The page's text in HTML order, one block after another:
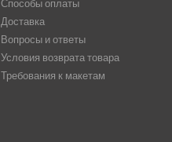
Способы оплаты
Доставка
Вопросы и ответы
Условия возврата товара
Требования к макетам